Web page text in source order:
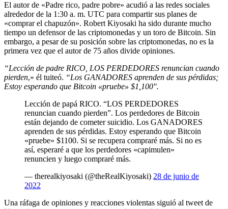
El autor de «Padre rico, padre pobre» acudió a las redes sociales
alrededor de la 1:30 a. m. UTC para compartir sus planes de
«comprar el chapuzón». Robert Kiyosaki ha sido durante mucho
tiempo un defensor de las criptomonedas y un toro de Bitcoin. Sin
embargo, a pesar de su posición sobre las criptomonedas, no es la
primera vez que el autor de 75 años divide opiniones.
“Lección de padre RICO, LOS PERDEDORES renuncian cuando
pierden,» él tuiteó. “Los GANADORES aprenden de sus pérdidas;
Estoy esperando que Bitcoin «pruebe» $1,100″.
Lección de papá RICO. “LOS PERDEDORES
renuncian cuando pierden”. Los perdedores de Bitcoin
están dejando de cometer suicidio. Los GANADORES
aprenden de sus pérdidas. Estoy esperando que Bitcoin
«pruebe» $1100. Si se recupera compraré más. Si no es
así, esperaré a que los perdedores «capimulen»
renuncien y luego compraré más.
— therealkiyosaki (@theRealKiyosaki) 28 de junio de
2022
Una ráfaga de opiniones y reacciones violentas siguió al tweet de